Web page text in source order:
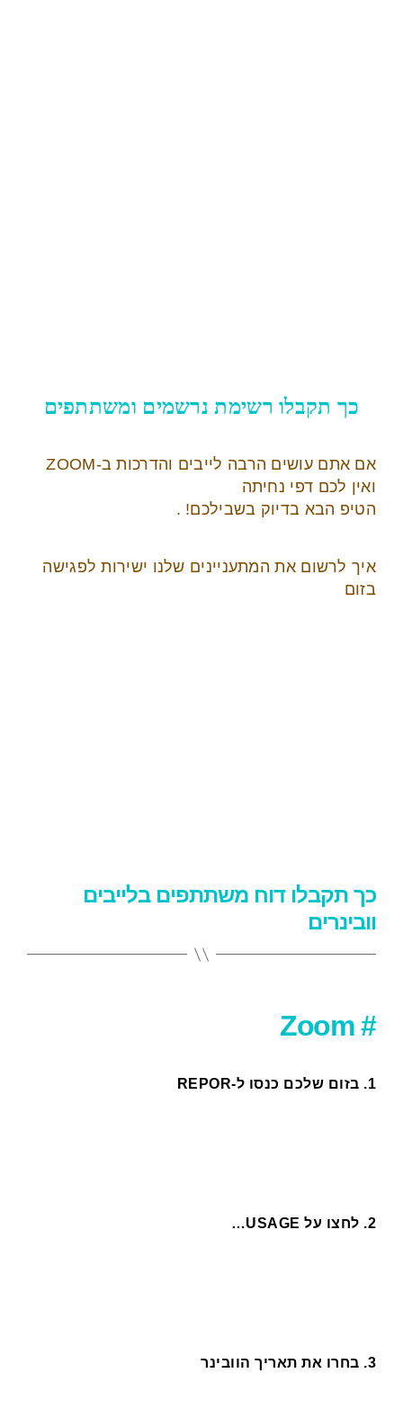
כך תקבלו רשימת נרשמים ומשתתפים
אם אתם עושים הרבה לייבים והדרכות ב-ZOOM
ואין לכם דפי נחיתה
הטיפ הבא בדיוק בשבילכם! .
איך לרשום את המתעניינים שלנו ישירות לפגישה
בזום
כך תקבלו דוח משתתפים בלייבים
וובינרים
# Zoom
1. בזום שלכם כנסו ל-REPOR
2. לחצו על USAGE…
3. בחרו את תאריך הוובינר